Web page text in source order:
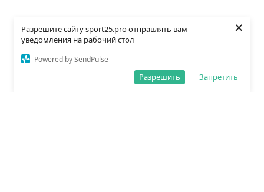
Разрешите сайту sport25.pro отправлять вам
уведомления на рабочий стол
Powered by SendPulse
Запретить
Разрешить
×